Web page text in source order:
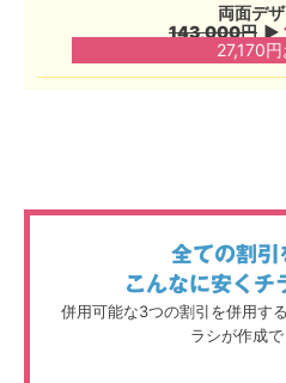
両面デ
143,000円 ▶︎
27,170
全ての割引
こんなに安くチ
併用可能な3つの割引を併用す
ラシが作成で